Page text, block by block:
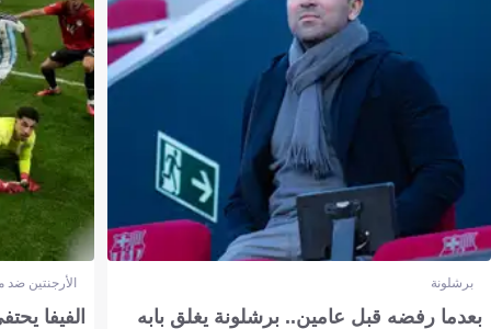
برشلونة
بعدما رفضه قبل عامين.. برشلونة يغلق بابه
الأرجنتين
الفيفا